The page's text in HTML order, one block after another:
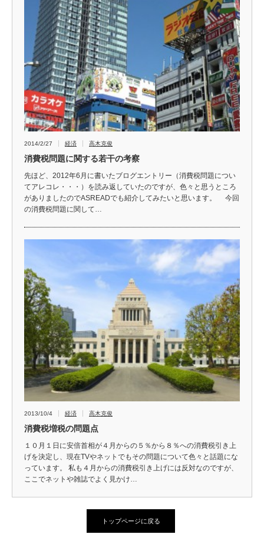
2014/2/27 経済 高木克俊
消費税問題に関する若干の考察
先ほど、2012年6月に書いたブログエントリー（消費税問題につい
てアレコレ・・・）を読み返していたのですが、色々と思うところ
がありましたのでASREADでも紹介してみたいと思います。 今回
の消費税問題に関して…
2013/10/4 経済 高木克俊
消費税増税の問題点
１０月１日に安倍首相が４月からの５％から８％への消費税引き上
げを決定し、現在TVやネットでもその問題について色々と話題にな
っています。 私も４月からの消費税引き上げには反対なのですが、
ここでネットや雑誌でよく見かけ…
トップページに戻る